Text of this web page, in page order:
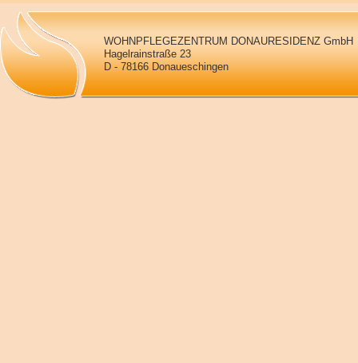
WOHNPFLEGEZENTRUM DONAURESIDENZ GmbH
Hagelrainstraße 23
D - 78166 Donaueschingen